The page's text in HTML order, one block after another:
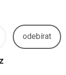
odebírat